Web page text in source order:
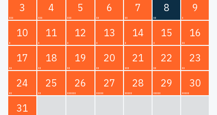
3
4 5 6 7 8
9
10
11 12 13 14 15
16
17
18 19 20 21 22
23
24
25 26 27 28 29
30
31